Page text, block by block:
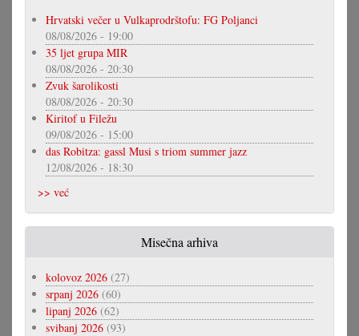
Hrvatski večer u Vulkaprodrštofu: FG Poljanci
08/08/2026 - 19:00
35 ljet grupa MIR
08/08/2026 - 20:30
Zvuk šarolikosti
08/08/2026 - 20:30
Kiritof u Filežu
09/08/2026 - 15:00
das Robitza: gassl Musi s triom summer jazz
12/08/2026 - 18:30
>> već
Misečna arhiva
kolovoz 2026 (27)
srpanj 2026 (60)
lipanj 2026 (62)
svibanj 2026 (93)